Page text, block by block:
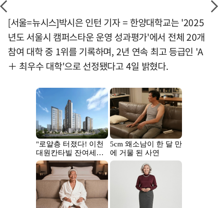
[서울=뉴시스]박시은 인턴 기자 = 한양대학교는 '2025
년도 서울시 캠퍼스타운 운영 성과평가'에서 전체 20개
참여 대학 중 1위를 기록하며, 2년 연속 최고 등급인 'A
＋ 최우수 대학'으로 선정됐다고 4일 밝혔다.